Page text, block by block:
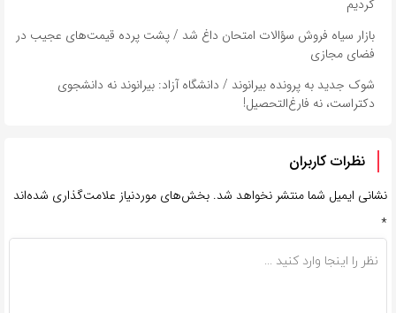
کردیم
بازار سیاه فروش سؤالات امتحان داغ شد / پشت پرده قیمت‌های عجیب در
فضای مجازی
شوک جدید به پرونده بیرانوند / دانشگاه آزاد: بیرانوند نه دانشجوی
دکتراست، نه فارغ‌التحصیل!
نظرات کاربران
نشانی ایمیل شما منتشر نخواهد شد. بخش‌های موردنیاز علامت‌گذاری شده‌اند
*